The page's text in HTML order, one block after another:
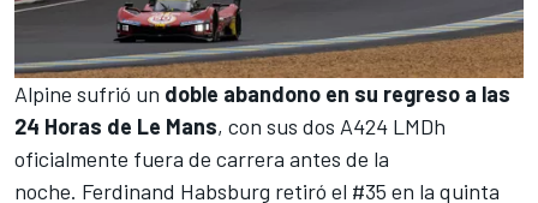
Alpine sufrió un doble abandono en su regreso a las
24 Horas de Le Mans, con sus dos A424 LMDh
oficialmente fuera de carrera antes de la
noche. Ferdinand Habsburg retiró el #35 en la quinta